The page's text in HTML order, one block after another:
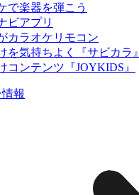
で楽器を弾こう
ビアプリ
カラオケリモコン
を気持ちよく『サビカラ』
コンテンツ『JOYKIDS』
報